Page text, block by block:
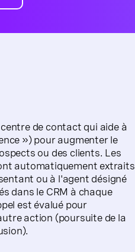
de contact qui aide à
») pour augmenter le
ou des clients. Les
automatiquement extraits
ou à l'agent désigné
dans le CRM à chaque
est évalué pour
action (poursuite de la